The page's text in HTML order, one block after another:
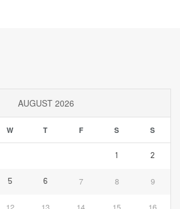
AUGUST 2026
W T F S S
1 2
5 6 7 8 9
12 13 14 15 16